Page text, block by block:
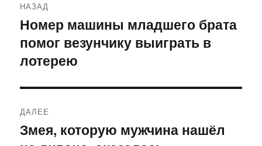
по
записям
НАЗАД
Предыдущая
запись:
Номер машины младшего брата
помог везунчику выиграть в
лотерею
ДАЛЕЕ
Следующая
Змея, которую мужчина нашёл